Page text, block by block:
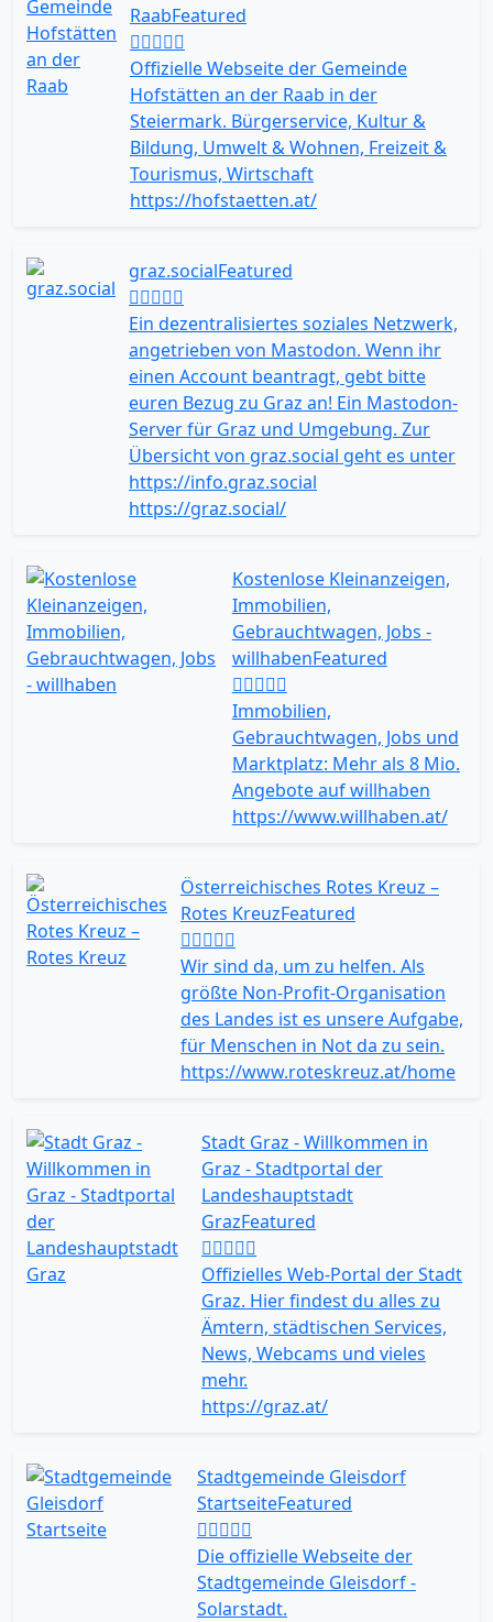
RaabFeatured
Offizielle Webseite der Gemeinde
Hofstätten an der Raab in der
Steiermark. Bürgerservice, Kultur &
Bildung, Umwelt & Wohnen, Freizeit &
Tourismus, Wirtschaft
https://hofstaetten.at/
graz.socialFeatured
Ein dezentralisiertes soziales Netzwerk,
angetrieben von Mastodon. Wenn ihr
einen Account beantragt, gebt bitte
euren Bezug zu Graz an! Ein Mastodon-
Server für Graz und Umgebung. Zur
Übersicht von graz.social geht es unter
https://info.graz.social
https://graz.social/
Kostenlose Kleinanzeigen,
Immobilien,
Gebrauchtwagen, Jobs -
willhabenFeatured
Immobilien,
Gebrauchtwagen, Jobs und
Marktplatz: Mehr als 8 Mio.
Angebote auf willhaben
https://www.willhaben.at/
Österreichisches Rotes Kreuz –
Rotes KreuzFeatured
Wir sind da, um zu helfen. Als
größte Non-Profit-Organisation
des Landes ist es unsere Aufgabe,
für Menschen in Not da zu sein.
https://www.roteskreuz.at/home
Stadt Graz - Willkommen in
Graz - Stadtportal der
Landeshauptstadt
GrazFeatured
Offizielles Web-Portal der Stadt
Graz. Hier findest du alles zu
Ämtern, städtischen Services,
News, Webcams und vieles
mehr.
https://graz.at/
Stadtgemeinde Gleisdorf
StartseiteFeatured
Die offizielle Webseite der
Stadtgemeinde Gleisdorf -
Solarstadt.